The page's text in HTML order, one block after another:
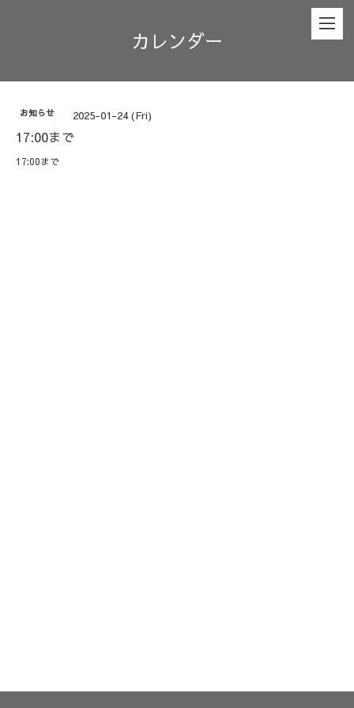
カレンダー
お知らせ 2025-01-24 (Fri)
17:00まで
17:00まで